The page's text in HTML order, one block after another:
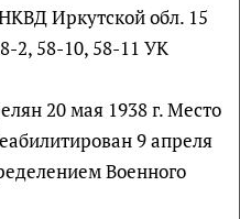
Иркутской обл. 15
2, 58-10, 58-11 УК
20 мая 1938 г. Место
9 апреля
Военного